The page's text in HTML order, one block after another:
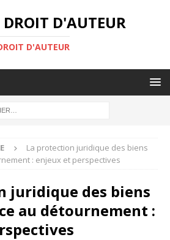
D'AUTEUR
D'AUTEUR
La protection juridique des biens
: enjeux et perspectives
juridique des biens
au détournement :